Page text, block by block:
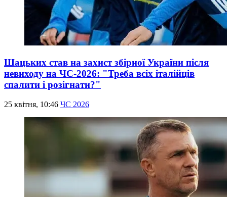
Шацьких став на захист збірної України після
невиходу на ЧС-2026: "Треба всіх італійців
спалити і розігнати?"
25 квітня, 10:46 ЧС 2026